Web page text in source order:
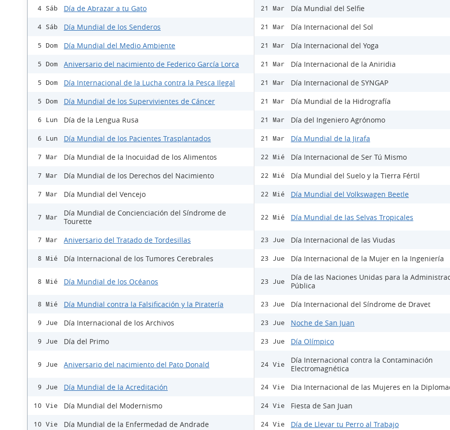
4 Sáb Día de Abrazar a tu Gato
4 Sáb Día Mundial de los Senderos
5 Dom Día Mundial del Medio Ambiente
5 Dom Aniversario del nacimiento de Federico García Lorca
5 Dom Día Internacional de la Lucha contra la Pesca Ilegal
5 Dom Día Mundial de los Supervivientes de Cáncer
6 Lun Día de la Lengua Rusa
6 Lun Día Mundial de los Pacientes Trasplantados
7 Mar Día Mundial de la Inocuidad de los Alimentos
7 Mar Día Mundial de los Derechos del Nacimiento
7 Mar Día Mundial del Vencejo
7 Mar
Día Mundial de Concienciación del Síndrome de
Tourette
7 Mar Aniversario del Tratado de Tordesillas
8 Mié Día Internacional de los Tumores Cerebrales
8 Mié Día Mundial de los Océanos
8 Mié Día Mundial contra la Falsificación y la Piratería
9 Jue Día Internacional de los Archivos
9 Jue Día del Primo
9 Jue Aniversario del nacimiento del Pato Donald
9 Jue Día Mundial de la Acreditación
10 Vie Día Mundial del Modernismo
10 Vie Día Mundial de la Enfermedad de Andrade
21 Mar Día Mundial del Selfie
21 Mar Día Internacional del Sol
21 Mar Día Internacional del Yoga
21 Mar Día Internacional de la Aniridia
21 Mar Día Internacional de SYNGAP
21 Mar Día Mundial de la Hidrografía
21 Mar Día del Ingeniero Agrónomo
21 Mar Día Mundial de la Jirafa
22 Mié Día Internacional de Ser Tú Mismo
22 Mié Día Mundial del Suelo y la Tierra Fértil
22 Mié Día Mundial del Volkswagen Beetle
22 Mié Día Mundial de las Selvas Tropicales
23 Jue Día Internacional de las Viudas
23 Jue Día Internacional de la Mujer en la Ingeniería
23 Jue
Día de las Naciones Unidas para la
Pública
23 Jue Día Internacional del Síndrome de Dravet
23 Jue Noche de San Juan
23 Jue Día Olímpico
24 Vie
Día Internacional contra la Contaminación
Electromagnética
24 Vie Dia Internacional de las Mujeres en la
24 Vie Fiesta de San Juan
24 Vie Día de Llevar tu Perro al Trabajo